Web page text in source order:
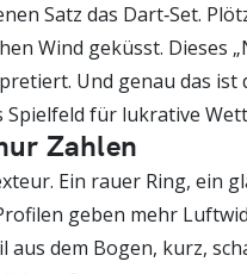
Satz das Dart‑Set.
Wind geküsst. Dieses
Und genau das
Spielfeld für lukrative
Zahlen
Ein rauer Ring, ein
geben mehr
dem Bogen, kurz,